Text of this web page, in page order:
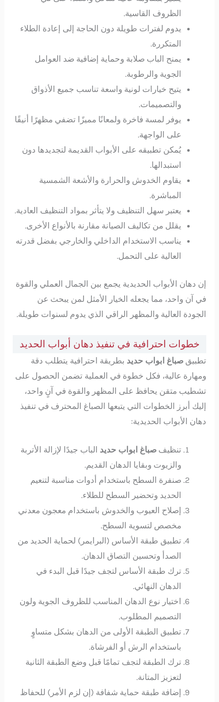
الظروف القاسية.
يدوم لفترات طويلة دون الحاجة إلى إعادة الطلاء
المتكررة.
يمنح الباب صلابة وحماية إضافية ضد العوامل
الجوية والرطوبة.
يتيح خيارات لونية واسعة تناسب جميع الأذواق
والتصميمات.
يوفر لمسة فاخرة ولمعانًا مميزًا تضفي مظهرًا أنيقًا
على الواجهة.
يُمكن تطبيقه على الأبواب القديمة لتجديدها دون
استبدالها.
يقاوم الخدوش والحرارة والأشعة الشمسية
المباشرة.
يعتبر سهل التنظيف ولا يتأثر بمواد التنظيف العادية.
يقلل من تكاليف الصيانة مقارنة بالأنواع الأخرى.
يناسب الاستخدام الداخلي والخارجي بفضل قدرته
العالية على التحمل.
إن دهان الأبواب الحديدية يجمع بين الجمال العملي والقوة
في آن واحد، مما يجعله الخيار الأمثل لمن يبحث عن
الجودة العالية والمظهر الراقي الذي يدوم لسنوات طويلة.
خطوات احترافية في تنفيذ دهان أبواب الحديد
تطبيقصباغ ابواب حديد بطريقة احترافية يتطلب دقة
ومهارة عالية، فكل خطوة في العملية تضمن الحصول على
تشطيب متقن يحافظ على المظهر والقوة في آنٍ واحد،
إليك أبرز الخطوات التي يتبعها الصباغ المحترف في تنفيذ
دهان الأبواب الحديدية:
تنظيفصباغ ابواب حديد الباب جيدًا لإزالة الأتربة
والزيوت وبقايا الدهان القديم.
صنفرة السطح باستخدام أدوات مناسبة لتنعيم
الحديد وتحضير السطح للطلاء.
إصلاح العيوب والخدوش باستخدام معجون معدني
مخصص لتسوية السطح.
تطبيق طبقة الأساس (البرايمر) لحماية الحديد من
الصدأ وتحسين التصاق الدهان.
ترك طبقة الأساس لتجف جيدًا قبل البدء في
الدهان النهائي.
اختيار نوع الدهان المناسب للظروف الجوية ولون
التصميم المطلوب.
تطبيق الطبقة الأولى من الدهان بشكل متساوٍ
باستخدام الرش أو الفرشاة.
ترك الطبقة لتجف تمامًا قبل وضع الطبقة الثانية
لتعزيز المتانة.
إضافة طبقة حماية شفافة (إن لزم الأمر) للحفاظ